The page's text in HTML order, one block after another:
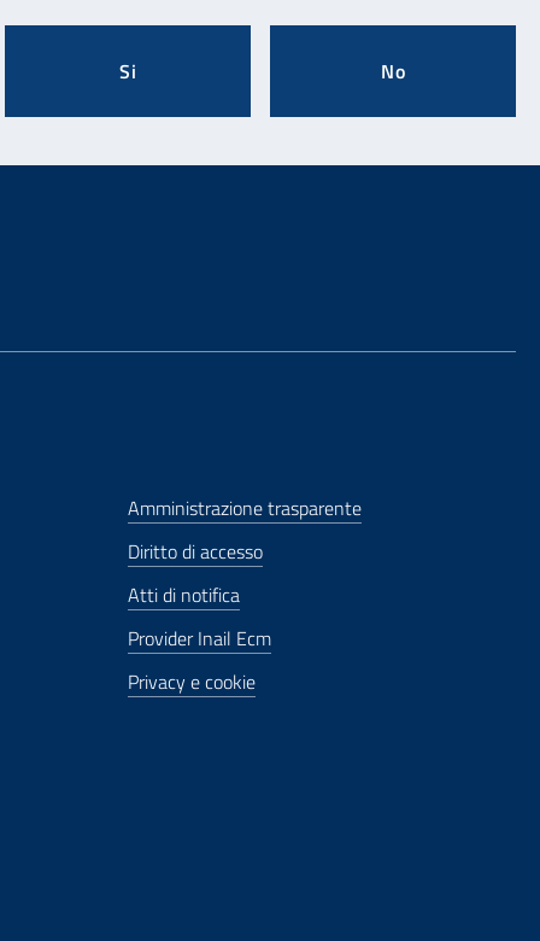
Si No
Amministrazione trasparente
Diritto di accesso
Atti di notifica
Provider Inail Ecm
Privacy e cookie